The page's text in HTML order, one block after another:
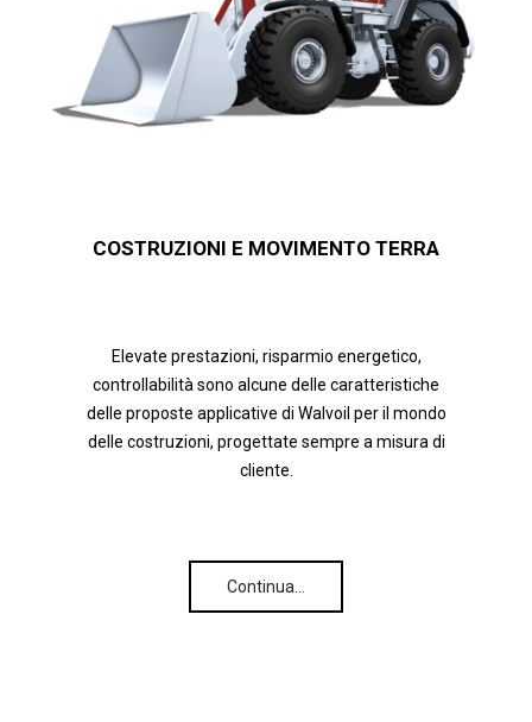
COSTRUZIONI E MOVIMENTO TERRA
Elevate prestazioni, risparmio energetico,
controllabilità sono alcune delle caratteristiche
delle proposte applicative di Walvoil per il mondo
delle costruzioni, progettate sempre a misura di
cliente.
Continua…